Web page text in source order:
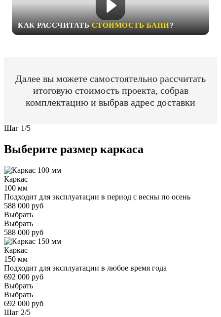
КАК РАССЧИТАТЬСТОИМОСТЬ БАНИ?
Далее вы можете самостоятельно рассчитать
итоговую стоимость проекта, собрав
комплектацию и выбрав адрес доставки
Шаг 1/5
Выберите размер каркаса
Каркас
100 мм
Подходит для эксплуатации в период с весны по осень
588 000 руб
Выбрать
Выбрать
588 000 руб
Каркас
150 мм
Подходит для эксплуатации в любое время года
692 000 руб
Выбрать
Выбрать
692 000 руб
Шаг 2/5